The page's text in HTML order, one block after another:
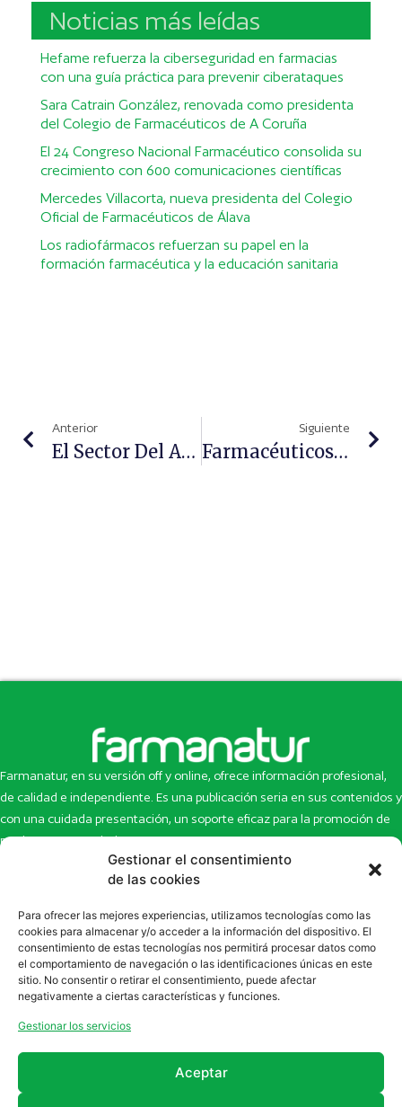
Gestionar el consentimiento
de las cookies
Para ofrecer las mejores experiencias, utilizamos tecnologías como las
cookies para almacenar y/o acceder a la información del dispositivo. El
consentimiento de estas tecnologías nos permitirá procesar datos como
el comportamiento de navegación o las identificaciones únicas en este
sitio. No consentir o retirar el consentimiento, puede afectar
negativamente a ciertas características y funciones.
Gestionar los servicios
Aceptar
Noticias más leídas
Hefame refuerza la ciberseguridad en farmacias
con una guía práctica para prevenir ciberataques
Sara Catrain González, renovada como presidenta
del Colegio de Farmacéuticos de A Coruña
El 24 Congreso Nacional Farmacéutico consolida su
crecimiento con 600 comunicaciones científicas
Mercedes Villacorta, nueva presidenta del Colegio
Oficial de Farmacéuticos de Álava
Los radiofármacos refuerzan su papel en la
formación farmacéutica y la educación sanitaria
Anterior
El Sector Del Autocuidado Crecerá En 2022 A Doble Dígito
Siguiente
Farmacéuticos Y FarmaSOLIDARIA Unen Fuerzas Para Impulsar Barrios Más Sostenibles, Saludables Y Solidarios
Farmanatur, en su versión off y online, ofrece información profesional,
de calidad e independiente. Es una publicación seria en sus contenidos y
con una cuidada presentación, un soporte eficaz para la promoción de
productos y novedades.
Inicio
Newsletter
Eco Multimedia
Contacto
Artículos
Escaparate
Enlaces de interés
SUSCRÍBETE A NUESTRO NEWSLETTER
la sección deNewsletter